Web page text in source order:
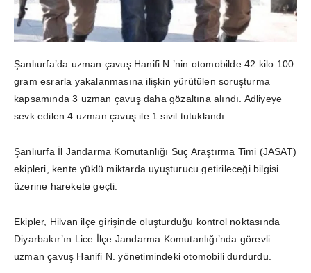
Şanlıurfa’da uzman çavuş Hanifi N.’nin otomobilde 42 kilo 100
gram esrarla yakalanmasına ilişkin yürütülen soruşturma
kapsamında 3 uzman çavuş daha gözaltına alındı. Adliyeye
sevk edilen 4 uzman çavuş ile 1 sivil tutuklandı.
Şanlıurfa İl Jandarma Komutanlığı Suç Araştırma Timi (JASAT)
ekipleri, kente yüklü miktarda uyuşturucu getirileceği bilgisi
üzerine harekete geçti.
Ekipler, Hilvan ilçe girişinde oluşturduğu kontrol noktasında
Diyarbakır’ın Lice İlçe Jandarma Komutanlığı’nda görevli
uzman çavuş Hanifi N. yönetimindeki otomobili durdurdu.